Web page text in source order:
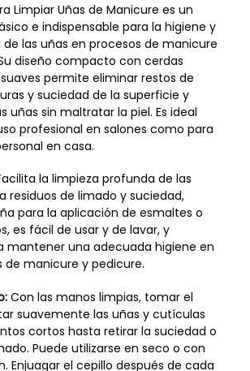
Limpiar Uñas de Manicure es un
e indispensable para la higiene y
las uñas en procesos de manicure
diseño compacto con cerdas
permite eliminar restos de
y suciedad de la superficie y
uñas sin maltratar la piel. Es ideal
profesional en salones como para
en casa.
la limpieza profunda de las
residuos de limado y suciedad,
para la aplicación de esmaltes o
es fácil de usar y de lavar, y
mantener una adecuada higiene en
de manicure y pedicure.
Con las manos limpias, tomar el
suavemente las uñas y cutículas
cortos hasta retirar la suciedad o
Puede utilizarse en seco o con
Enjuagar el cepillo después de cada